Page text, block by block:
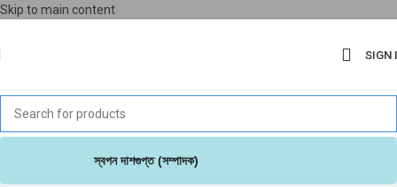
Skip to main content
SIGN
স্বপন দাশগুপ্ত (সম্পাদক)